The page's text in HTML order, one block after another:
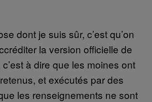
dont je suis sûr, c’est qu’on
la version officielle de
c’est à dire que les moines ont
et exécutés par des
les renseignements ne sont